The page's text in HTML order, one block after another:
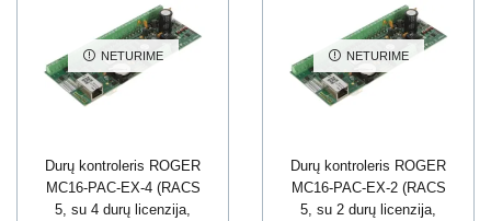
NETURIME
Durų kontroleris ROGER
MC16-PAC-EX-4 (RACS
5, su 4 durų licenzija,
NETURIME
Durų kontroleris ROGER
MC16-PAC-EX-2 (RACS
5, su 2 durų licenzija,